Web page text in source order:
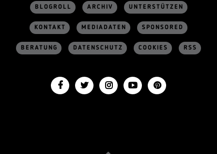
BLOGROLL ARCHIV UNTERSTÜTZEN
KONTAKT MEDIADATEN SPONSORED
BERATUNG DATENSCHUTZ COOKIES RSS